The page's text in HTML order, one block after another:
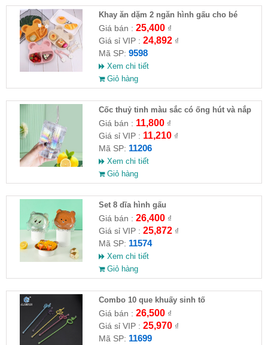
Khay ăn dặm 2 ngăn hình gấu cho bé
(muỗng , nĩa)
Giá bán : 25,400₫
Giá sỉ VIP : 24,892₫
Mã SP: 9598
Xem chi tiết
Giỏ hàng
Cốc thuỷ tinh màu sắc có ống hút và nắp
đậy
Giá bán : 11,800₫
Giá sỉ VIP : 11,210₫
Mã SP: 11206
Xem chi tiết
Giỏ hàng
Set 8 dĩa hình gấu
Giá bán : 26,400₫
Giá sỉ VIP : 25,872₫
Mã SP: 11574
Xem chi tiết
Giỏ hàng
Combo 10 que khuấy sinh tố
Giá bán : 26,500₫
Giá sỉ VIP : 25,970₫
Mã SP: 11699